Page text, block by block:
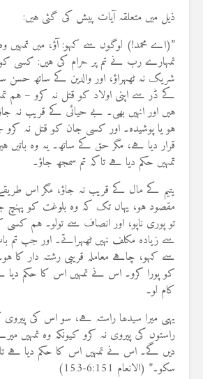
ذیل میں متعلقہ آیات پیش کی گئی ہیں:
”(اے محمد!) لوگوں سے کہو: آؤ، میں تمہیں
تمہارے رب نے تم پر حرام کی ہیں: کسی
شریک نہ ٹھہراؤ، اور والدین کے ساتھ
کے ڈر سے اپنی اولاد کو قتل نہ کرو – ہم
ہیں اور انہیں بھی۔ بے حیائی کے قریب نہ
ہو یا پوشیدہ۔ اور کسی جان کو قتل نہ کرو
قرار دیا ہے، مگر حق کے ساتھ۔ یہ وہ باتیں
تمہیں حکم دیا ہے تاکہ تم سمجھ جاؤ۔
یتیم کے مال کے قریب نہ جاؤ، مگر اس
مقصود ہو، یہاں تک کہ وہ بلوغت کو پہنچ
تو پوری ناپو، اور انصاف سے تولو۔ ہم
سے زیادہ مکلف نہیں ٹھہراتے۔ اور جب تم
سے کہو، چاہے معاملہ قریبی رشتہ دار کا
کو پورا کرو۔ اس نے تمہیں اس کا حکم
کام لو۔
یہی میرا سیدھا راستہ ہے، سو اس کی
راستوں کی پیروی نہ کرو کیونکہ وہ تمہیں
دیں گے۔ اس نے تمہیں اس کا حکم دیا ہے
سکو۔” (الانعام 6:151-153)